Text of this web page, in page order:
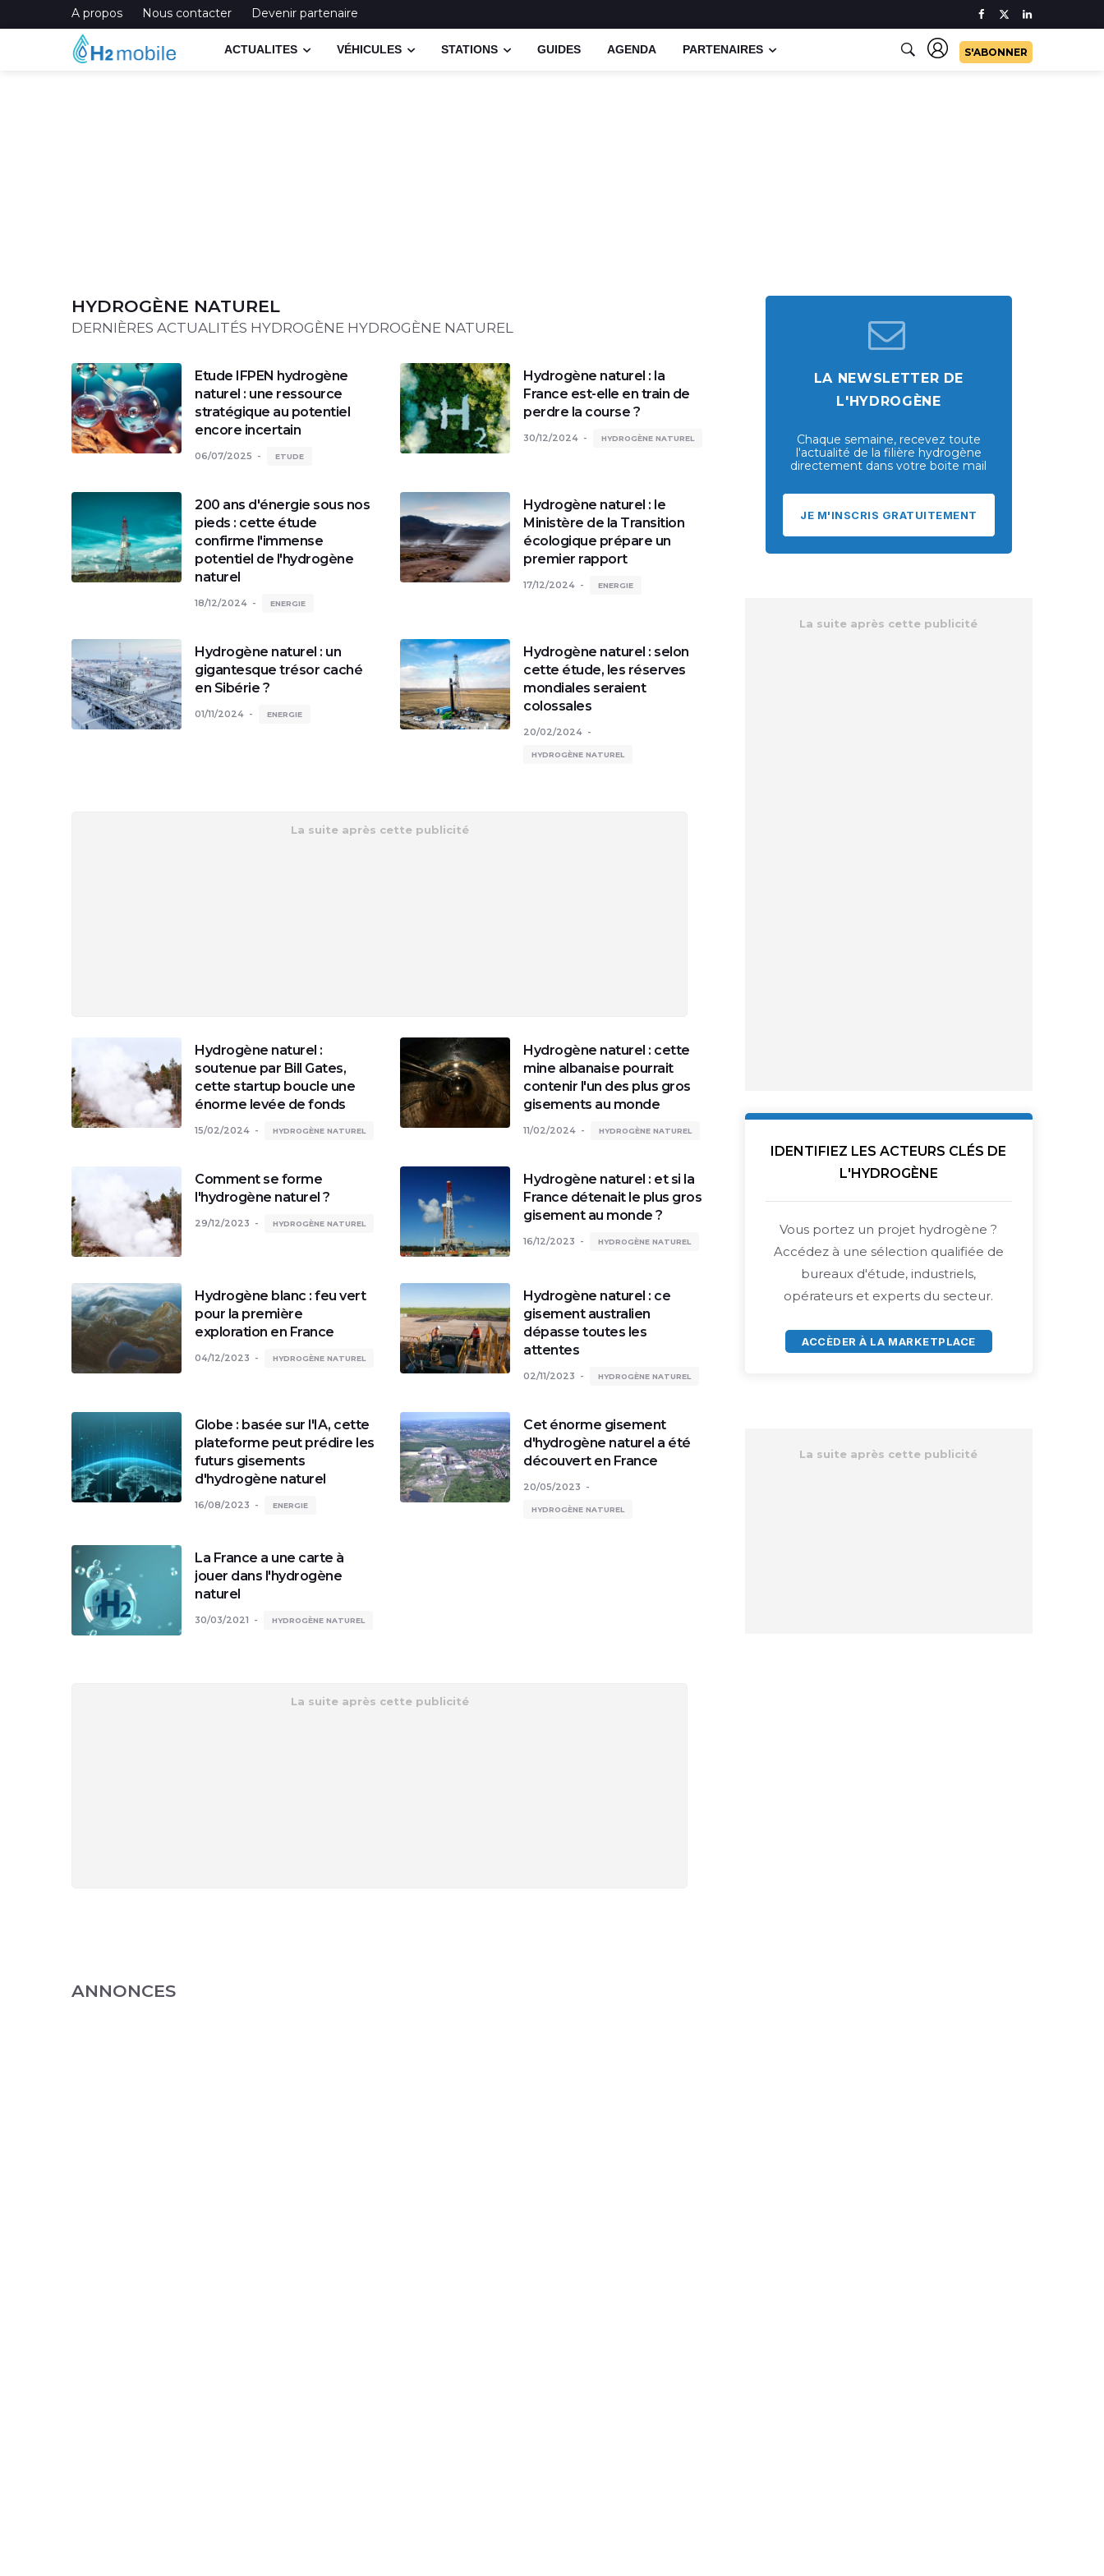
A propos Nous contacter Devenir partenaire
ACTUALITES VÉHICULES STATIONS GUIDES AGENDA PARTENAIRES S'ABONNER
HYDROGÈNE NATUREL
DERNIÈRES ACTUALITÉS HYDROGÈNE HYDROGÈNE NATUREL
Etude IFPEN hydrogène
naturel : une ressource
stratégique au potentiel
encore incertain
06/07/2025 ETUDE
Hydrogène naturel : la
France est-elle en train de
perdre la course ?
30/12/2024 HYDROGÈNE NATUREL
200 ans d'énergie sous nos
pieds : cette étude
confirme l'immense
potentiel de l'hydrogène
naturel
18/12/2024 ENERGIE
Hydrogène naturel : le
Ministère de la Transition
écologique prépare un
premier rapport
17/12/2024 ENERGIE
Hydrogène naturel : un
gigantesque trésor caché
en Sibérie ?
01/11/2024 ENERGIE
Hydrogène naturel : selon
cette étude, les réserves
mondiales seraient
colossales
20/02/2024
HYDROGÈNE NATUREL
Hydrogène naturel :
soutenue par Bill Gates,
cette startup boucle une
énorme levée de fonds
15/02/2024 HYDROGÈNE NATUREL
Hydrogène naturel : cette
mine albanaise pourrait
contenir l'un des plus gros
gisements au monde
11/02/2024 HYDROGÈNE NATUREL
Comment se forme
l'hydrogène naturel ?
29/12/2023 HYDROGÈNE NATUREL
Hydrogène naturel : et si la
France détenait le plus gros
gisement au monde ?
16/12/2023 HYDROGÈNE NATUREL
Hydrogène blanc : feu vert
pour la première
exploration en France
04/12/2023 HYDROGÈNE NATUREL
Hydrogène naturel : ce
gisement australien
dépasse toutes les
attentes
02/11/2023 HYDROGÈNE NATUREL
Globe : basée sur l'IA, cette
plateforme peut prédire les
futurs gisements
d'hydrogène naturel
16/08/2023 ENERGIE
Cet énorme gisement
d'hydrogène naturel a été
découvert en France
20/05/2023
HYDROGÈNE NATUREL
La France a une carte à
jouer dans l'hydrogène
naturel
30/03/2021 HYDROGÈNE NATUREL
LA NEWSLETTER DE
L'HYDROGÈNE
Chaque semaine, recevez toute
l'actualité de la filière hydrogène
directement dans votre boite mail
JE M'INSCRIS GRATUITEMENT
IDENTIFIEZ LES ACTEURS CLÉS DE
L'HYDROGÈNE
Vous portez un projet hydrogène ?
Accédez à une sélection qualifiée de
bureaux d'étude, industriels,
opérateurs et experts du secteur.
ACCÈDER À LA MARKETPLACE
ANNONCES